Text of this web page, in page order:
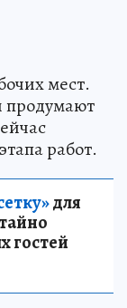
мест.
продумают
работ.
для
гостей